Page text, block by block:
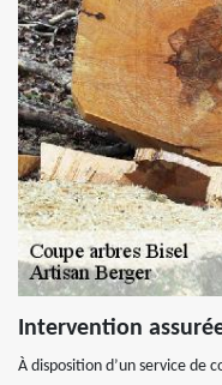
Intervention
À disposition d’un service de